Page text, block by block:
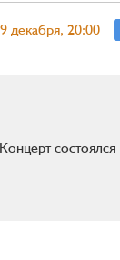
декабря, 20:00
Концерт состоялся